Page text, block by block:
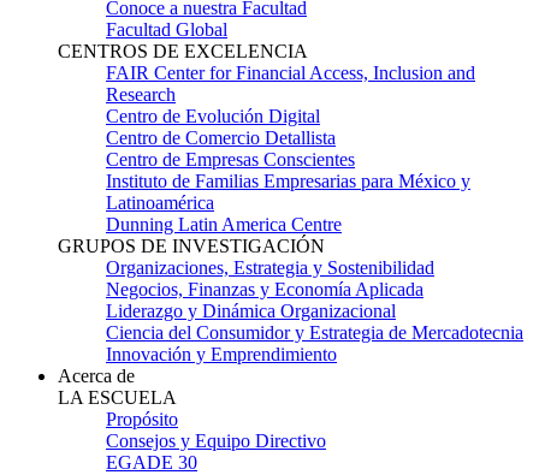
Conoce a nuestra Facultad
Facultad Global
CENTROS DE EXCELENCIA
FAIR Center for Financial Access, Inclusion and
Research
Centro de Evolución Digital
Centro de Comercio Detallista
Centro de Empresas Conscientes
Instituto de Familias Empresarias para México y
Latinoamérica
Dunning Latin America Centre
GRUPOS DE INVESTIGACIÓN
Organizaciones, Estrategia y Sostenibilidad
Negocios, Finanzas y Economía Aplicada
Liderazgo y Dinámica Organizacional
Ciencia del Consumidor y Estrategia de Mercadotecnia
Innovación y Emprendimiento
Acerca de
LA ESCUELA
Propósito
Consejos y Equipo Directivo
EGADE 30